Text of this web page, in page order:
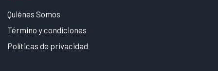
Quiénes Somos
Término y condiciones
Políticas de privacidad